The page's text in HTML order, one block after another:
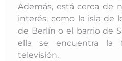
Además, está cerca de
interés, como la isla de
de Berlín o el barrio de
ella se encuentra la
televisión.